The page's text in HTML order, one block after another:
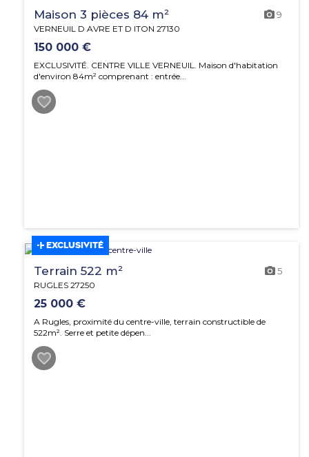
Maison 3 pièces 84 m² 9
VERNEUIL D AVRE ET D ITON 27130
150 000 €
EXCLUSIVITÉ. CENTRE VILLE VERNEUIL. Maison d'habitation
d'environ 84m² comprenant : entrée...
EXCLUSIVITÉ
Terrain 522 m² 5
RUGLES 27250
25 000 €
A Rugles, proximité du centre-ville, terrain constructible de
522m². Serre et petite dépen...